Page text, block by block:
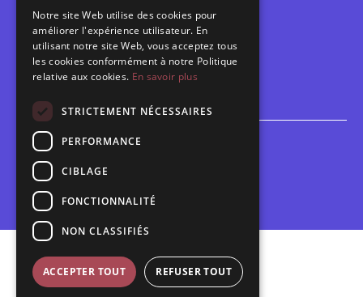
Calendrier
Programme des spectacles
Brèves
Espace scolaire
Politique de confidentialité
Notre site Web utilise des cookies pour
améliorer l'expérience utilisateur. En
utilisant notre site Web, vous acceptez tous
les cookies conformément à notre Politique
relative aux cookies. En savoir plus
STRICTEMENT NÉCESSAIRES
PERFORMANCE
CIBLAGE
FONCTIONNALITÉ
NON CLASSIFIÉS
ACCEPTER TOUT REFUSER TOUT